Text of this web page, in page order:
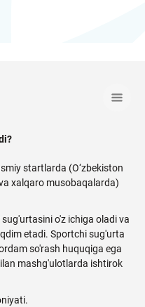
startlarda (O‘zbekiston
xalqaro musobaqalarda)
o'z ichiga oladi va
etadi. Sportchi sug'urta
so'rash huquqiga ega
mashg'ulotlarda ishtirok